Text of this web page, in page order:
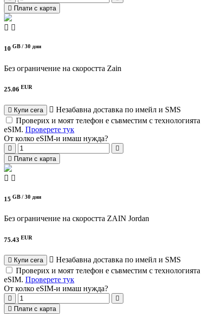
Плати с карта
10 GB / 30 дни
Без ограничение на скоростта Zain
25.06 EUR
Купи сега
Незабавна доставка по имейл и SMS
Проверих и моят телефон е съвместим с технологията
eSIM. Проверете тук
От колко eSIM-и имаш нужда?
Плати с карта
15 GB / 30 дни
Без ограничение на скоростта ZAIN Jordan
75.43 EUR
Купи сега
Незабавна доставка по имейл и SMS
Проверих и моят телефон е съвместим с технологията
eSIM. Проверете тук
От колко eSIM-и имаш нужда?
Плати с карта